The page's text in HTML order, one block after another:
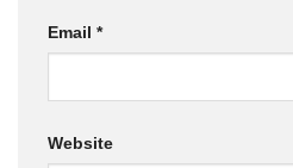
Email *
Website